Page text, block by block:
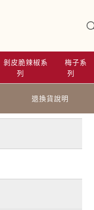
剝皮脆辣椒系
列
梅子系
列
退換貨說明